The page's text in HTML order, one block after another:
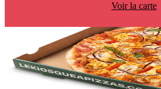
Voir la carte